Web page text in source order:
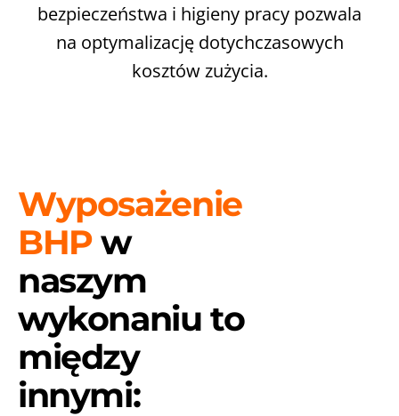
bezpieczeństwa i higieny pracy pozwala
na optymalizację dotychczasowych
kosztów zużycia.
Wyposażenie
BHPw
naszym
wykonaniu to
między
innymi: